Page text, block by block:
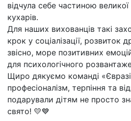
відчула себе частиною
кухарів.
Для наших вихованців такі
крок у соціалізації, розвиток
звісно, море позитивних
для психологічного
Щиро дякуємо команді
професіоналізм, терпіння та
подарували дітям не просто
свято! 💛💙